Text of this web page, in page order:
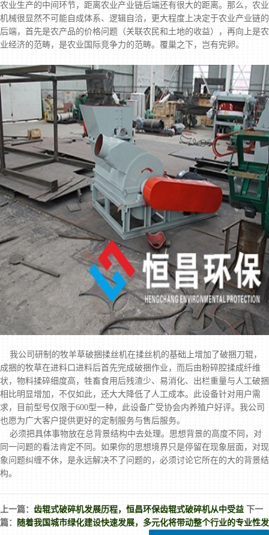
农业生产的中间环节，距离农业产业链后端还有很大的距离。那么，农业
机械很显然不可能自成体系、逻辑自洽，更大程度上决定于农业产业链的
后端，首先是农产品的价格问题（关联农民和土地的收益），再向上是农
业经济的范畴，是农业国际竞争力的范畴。覆巢之下，岂有完卵。
我公司研制的牧羊草破捆揉丝机在揉丝机的基础上增加了破捆刀辊，
成捆的牧草在进料口进料后首先完成破捆作业，而后由粉碎腔揉成纤维
状，物料揉碎细度高，牲畜食用后残渣少、易消化、出栏重量与人工破捆
相比明显增加，不仅如此，还大大降低了人工成本。此设备针对用户需
求，目前型号仅限于600型一种，此设备广受协会内养殖户好评。我公司
也愿为广大客户提供更好的定制服务与售后服务。
必须把具体事物放在总背景结构中去处理。思想背景的高度不同，对
同一问题的看法肯定不同。如果你的思想境界只是停留在现象层面，对现
象问题纠缠不休，是永远解决不了问题的，必须讨论它所在的大的背景结
构。
上一篇： 齿辊式破碎机发展历程，恒昌环保齿辊式破碎机从中受益 下一
篇： 随着我国城市绿化建设快速发展，多元化将带动整个行业的专业性发